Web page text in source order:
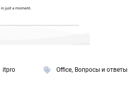
itpro Office, Вопросы и ответы